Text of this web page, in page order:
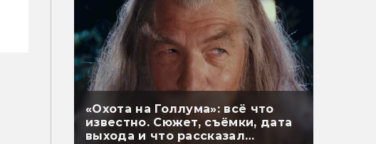
«Охота на Голлума»: всё что
известно. Сюжет, съёмки, дата
выхода и что рассказал